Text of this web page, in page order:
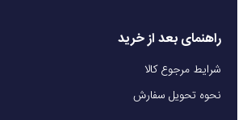
راهنمای بعد از خرید
شرایط مرجوع کالا
نحوه تحویل سفارش